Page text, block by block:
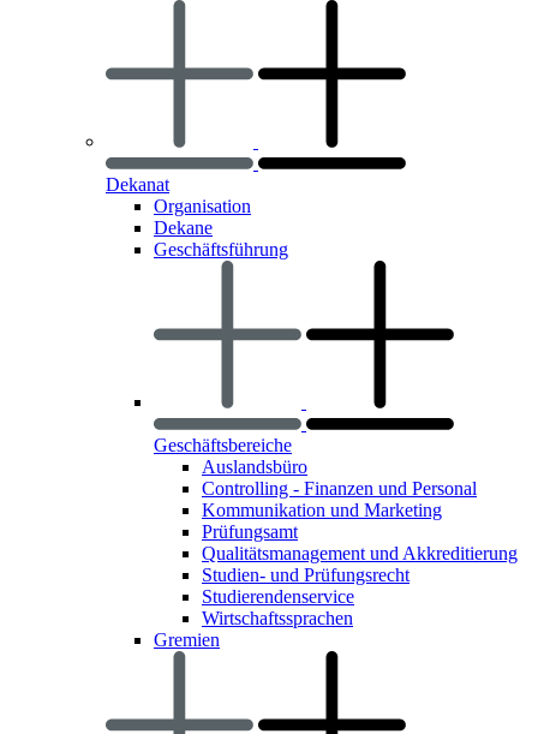
Dekanat
Organisation
Dekane
Geschäftsführung
Geschäftsbereiche
Auslandsbüro
Controlling - Finanzen und Personal
Kommunikation und Marketing
Prüfungsamt
Qualitätsmanagement und Akkreditierung
Studien- und Prüfungsrecht
Studierendenservice
Wirtschaftssprachen
Gremien